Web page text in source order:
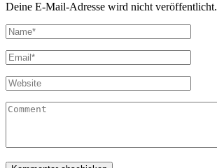
Deine E-Mail-Adresse wird nicht veröffentlicht.